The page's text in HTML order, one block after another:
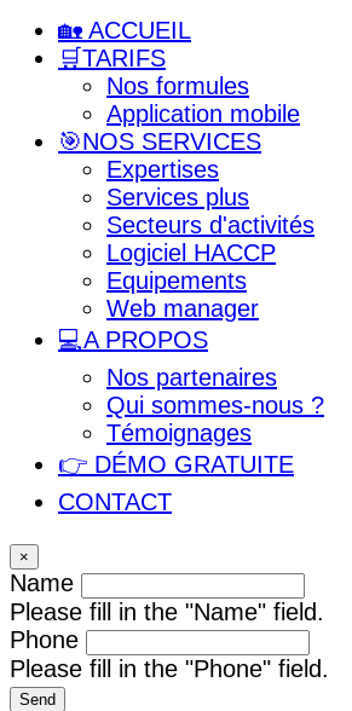
🏡 ACCUEIL
🛒TARIFS
Nos formules
Application mobile
🎯NOS SERVICES
Expertises
Services plus
Secteurs d'activités
Logiciel HACCP
Equipements
Web manager
💻A PROPOS
Nos partenaires
Qui sommes-nous ?
Témoignages
👉 DÉMO GRATUITE
CONTACT
×
Name
Please fill in the "Name" field.
Phone
Please fill in the "Phone" field.
Send